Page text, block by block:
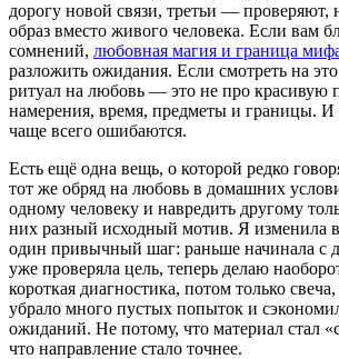
дорогу новой связи, третьи — проверяют,
образ вместо живого человека. Если вам
сомнений, любовная магия и граница
разложить ожидания. Если смотреть на
ритуал на любовь — это не про красивую
намерения, время, предметы и границы. И
чаще всего ошибаются.
Есть ещё одна вещь, о которой редко
тот же обряд на любовь в домашних
одному человеку и навредить другому
них разный исходный мотив. Я изменила
один привычный шаг: раньше начинала с
уже проверяла цель, теперь делаю
короткая диагностика, потом только
убрало много пустых попыток и
ожиданий. Не потому, что материал стал
что направление стало точнее.